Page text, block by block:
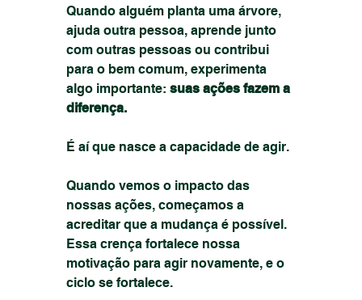
Quando alguém planta uma árvore,
ajuda outra pessoa, aprende junto
com outras pessoas ou contribui
para o bem comum, experimenta
algo importante: suas ações fazem a
diferença.
É aí que nasce a capacidade de agir.
Quando vemos o impacto das
nossas ações, começamos a
acreditar que a mudança é possível.
Essa crença fortalece nossa
motivação para agir novamente, e o
ciclo se fortalece.